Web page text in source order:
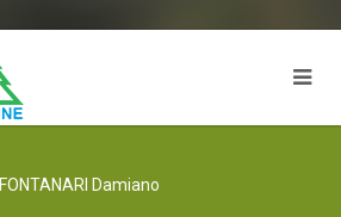
FONTANARI Damiano